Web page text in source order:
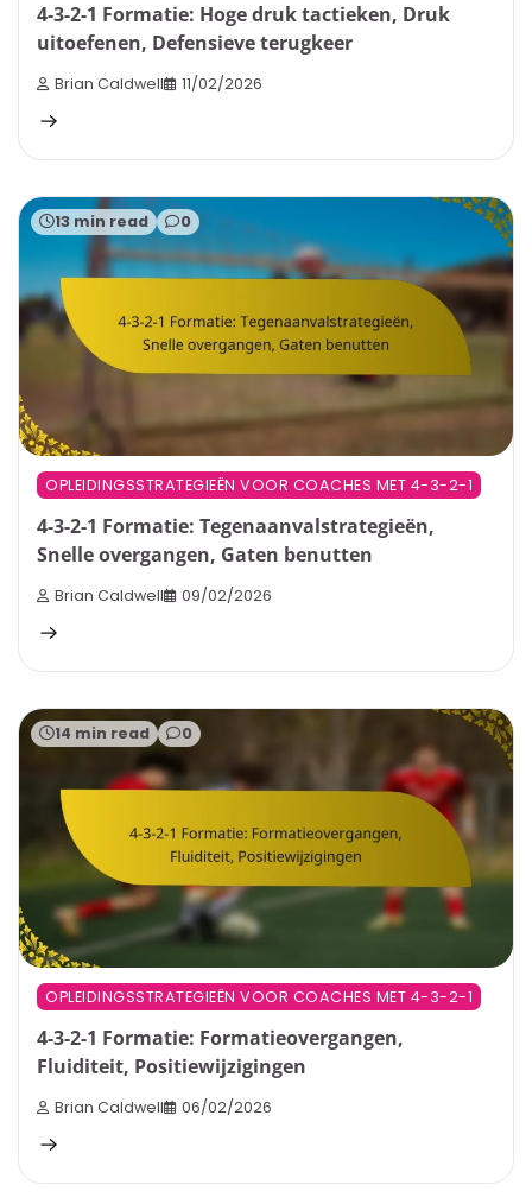
4-3-2-1 Formatie: Hoge druk tactieken, Druk
uitoefenen, Defensieve terugkeer
Brian Caldwell 11/02/2026
13 min read 0
OPLEIDINGSSTRATEGIEËN VOOR COACHES MET 4-3-2-1
4-3-2-1 Formatie: Tegenaanvalstrategieën,
Snelle overgangen, Gaten benutten
Brian Caldwell 09/02/2026
14 min read 0
OPLEIDINGSSTRATEGIEËN VOOR COACHES MET 4-3-2-1
4-3-2-1 Formatie: Formatieovergangen,
Fluiditeit, Positiewijzigingen
Brian Caldwell 06/02/2026